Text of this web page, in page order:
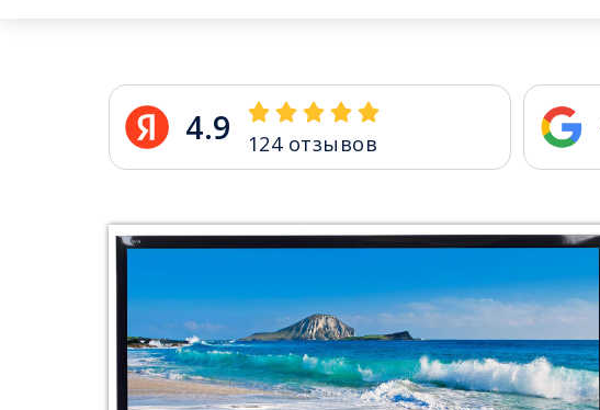
4.9 124отзывов